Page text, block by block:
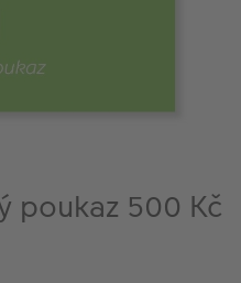
poukaz 500 Kč